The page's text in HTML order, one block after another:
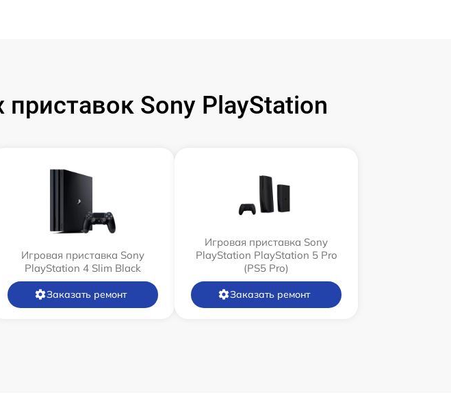
Sony PlayStation
Игровая приставка Sony
PlayStation 4 Slim Black
Заказать ремонт
Игровая приставка Sony
PlayStation PlayStation 5 Pro
(PS5 Pro)
Заказать ремонт